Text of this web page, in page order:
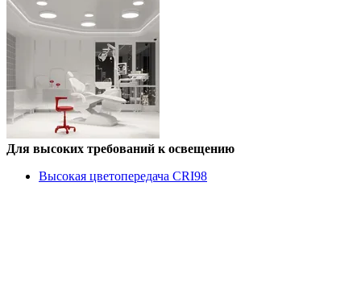
Для высоких требований к освещению
Высокая цветопередача CRI98